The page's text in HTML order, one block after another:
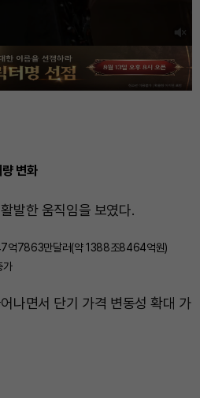
변화
발한 움직임을 보였다.
억7863만달러(약 1388조8464억원)
가
나면서 단기 가격 변동성 확대 가